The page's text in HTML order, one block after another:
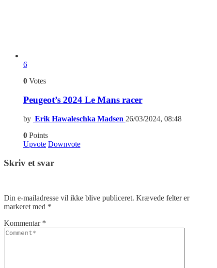
6
0 Votes
Peugeot’s 2024 Le Mans racer
by Erik Hawaleschka Madsen 26/03/2024, 08:48
0 Points
Upvote Downvote
Skriv et svar
Din e-mailadresse vil ikke blive publiceret. Krævede felter er
markeret med *
Kommentar *